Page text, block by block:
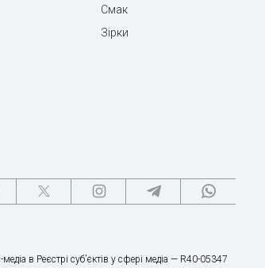
Смак
Зірки
медіа в Реєстрі суб’єктів у сфері медіа — R40-05347